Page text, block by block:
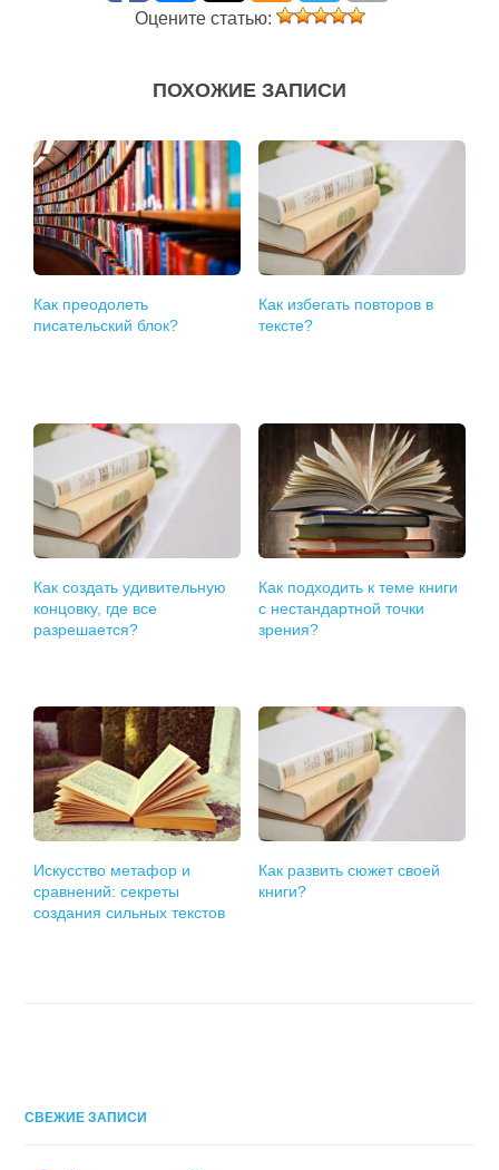
Оцените статью:
ПОХОЖИЕ ЗАПИСИ
Как преодолеть
писательский блок?
Как избегать повторов в
тексте?
Как создать удивительную
концовку, где все
разрешается?
Как подходить к теме книги
с нестандартной точки
зрения?
Искусство метафор и
сравнений: секреты
создания сильных текстов
Как развить сюжет своей
книги?
СВЕЖИЕ ЗАПИСИ